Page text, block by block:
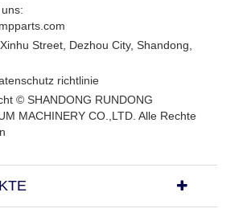
Street, Dezhou City, Shandong,
richtlinie
© SHANDONG RUNDONG
MACHINERY CO.,LTD. Alle Rechte